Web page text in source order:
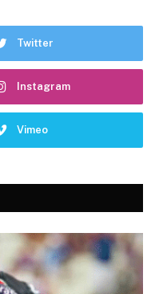
Twitter
Instagram
Vimeo